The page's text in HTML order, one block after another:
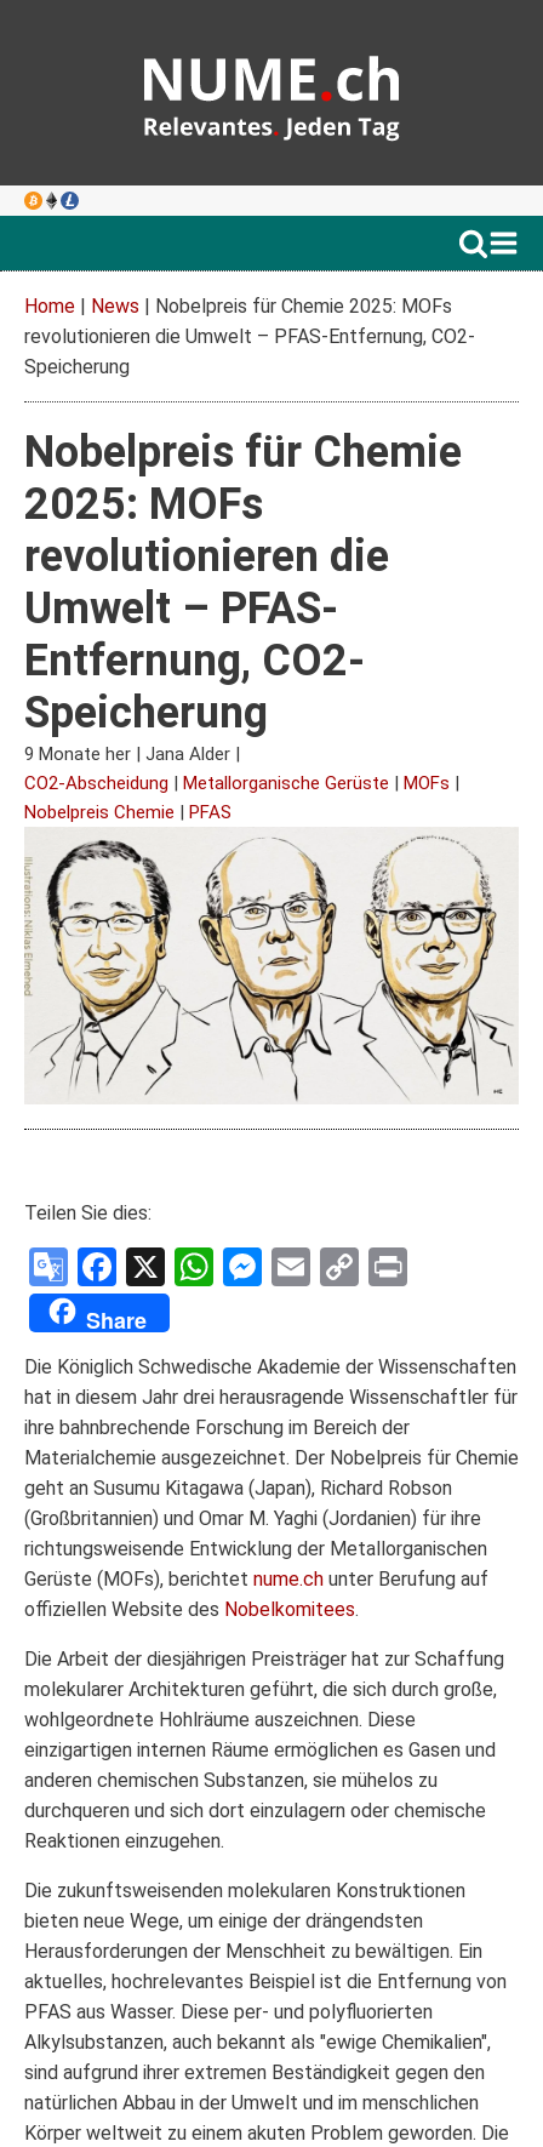
Home | News | Nobelpreis für Chemie 2025: MOFs
revolutionieren die Umwelt – PFAS-Entfernung, CO2-
Speicherung
Nobelpreis für Chemie
2025: MOFs
revolutionieren die
Umwelt – PFAS-
Entfernung, CO2-
Speicherung
9 Monate her | Jana Alder |
CO2-Abscheidung | Metallorganische Gerüste | MOFs |
Nobelpreis Chemie | PFAS
Teilen Sie dies:
Google
Translate
Facebook
X WhatsApp
Messenger
Email
Copy
Share
Die Königlich Schwedische Akademie der Wissenschaften
hat in diesem Jahr drei herausragende Wissenschaftler für
ihre bahnbrechende Forschung im Bereich der
Materialchemie ausgezeichnet. Der Nobelpreis für Chemie
geht an Susumu Kitagawa (Japan), Richard Robson
(Großbritannien) und Omar M. Yaghi (Jordanien) für ihre
richtungsweisende Entwicklung der Metallorganischen
Gerüste (MOFs), berichtet nume.ch unter Berufung auf
offiziellen Website des Nobelkomitees.
Die Arbeit der diesjährigen Preisträger hat zur Schaffung
molekularer Architekturen geführt, die sich durch große,
wohlgeordnete Hohlräume auszeichnen. Diese
einzigartigen internen Räume ermöglichen es Gasen und
anderen chemischen Substanzen, sie mühelos zu
durchqueren und sich dort einzulagern oder chemische
Reaktionen einzugehen.
Die zukunftsweisenden molekularen Konstruktionen
bieten neue Wege, um einige der drängendsten
Herausforderungen der Menschheit zu bewältigen. Ein
aktuelles, hochrelevantes Beispiel ist die Entfernung von
PFAS aus Wasser. Diese per- und polyfluorierten
Alkylsubstanzen, auch bekannt als "ewige Chemikalien",
sind aufgrund ihrer extremen Beständigkeit gegen den
natürlichen Abbau in der Umwelt und im menschlichen
Körper weltweit zu einem akuten Problem geworden. Die